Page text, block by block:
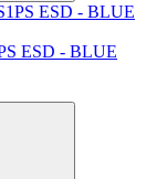
ESD - BLUE